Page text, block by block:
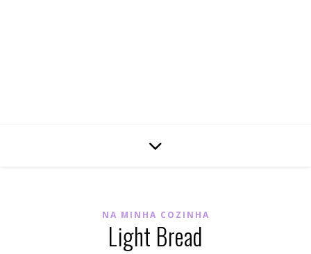
NA MINHA COZINHA
Light Bread